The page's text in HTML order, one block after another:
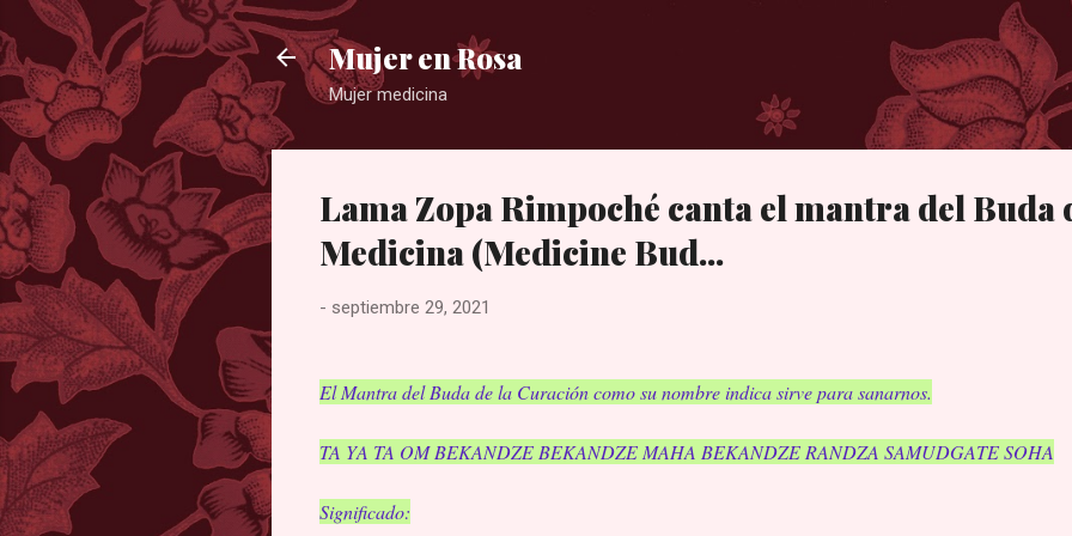
Mujer en Rosa
Mujer medicina
Lama Zopa Rimpoché canta el mantra del Buda
Medicina (Medicine Bud...
- septiembre 29, 2021
El Mantra del Buda de la Curación como su nombre indica sirve para sanarnos.
TA YA TA OM BEKANDZE BEKANDZE MAHA BEKANDZE RANDZA SAMUDGATE SOHA
Significado: